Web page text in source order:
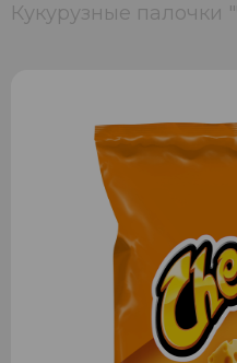
Кукурузные палочки